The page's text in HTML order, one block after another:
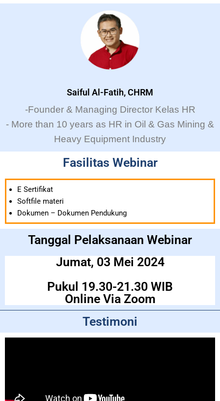
Saiful Al-Fatih, CHRM
-Founder & Managing Director Kelas HR
- More than 10 years as HR in Oil & Gas Mining &
Heavy Equipment Industry
Fasilitas Webinar
E Sertifikat
Softfile materi
Dokumen – Dokumen Pendukung
Tanggal Pelaksanaan Webinar
Jumat, 03 Mei 2024
Pukul 19.30-21.30 WIB
Online Via Zoom
Testimoni